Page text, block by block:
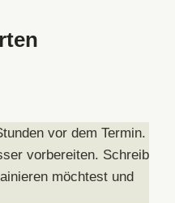
vor dem Termin.
vorbereiten. Schreib
möchtest und